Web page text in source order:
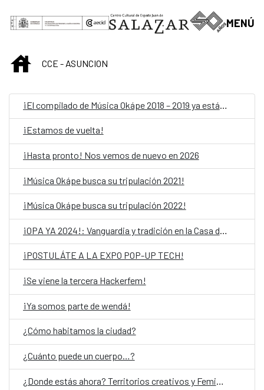
MENÚ
INICIOCCE - ASUNCION
¡Estamos de vuelta!
¡Hasta pronto! Nos vemos de nuevo en 2026
¡Música Okápe busca su tripulación 2021!
¡Música Okápe busca su tripulación 2022!
¡OPA YA 2024!: Vanguardia y tradición en la Casa del Bicentenario de las Artes Visuales
¡POSTULÁTE A LA EXPO POP-UP TECH!
¡Se viene la tercera Hackerfem!
¡Ya somos parte de wendá!
¿Cómo habitamos la ciudad?
¿Cuánto puede un cuerpo…?